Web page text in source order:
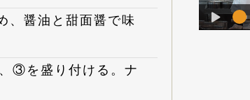
醤油と甜面醤で味
③を盛り付ける。ナ